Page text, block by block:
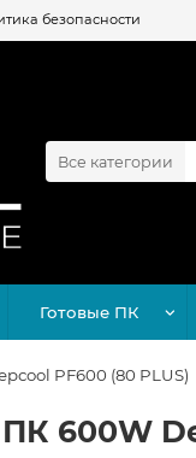
безопасности
Все категории
Готовые ПК
PF600 (80 PLUS)
600W